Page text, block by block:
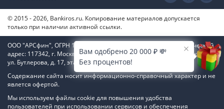
© 2015 - 2026, Bankiros.ru. Копирование материалов допускается
только при наличии активной ссылки.
ООО "АРСфин", ОГРН 1187746346556, ИНН 7722445717, юридический
адрес: 117342, г. Москва, вн. тер. г. муниципальный округ Коньково,
ул. Бутлерова, д. 17, этаж 4, ком. 66
Содержание сайта носит информационно-справочный характер и не
явлется офертой.
Мы используем файлы cookie для повышения удобства
пользователей при использовании сервисов и обеспечения
Вам одобрено 20 000 ₽ 💸
Без процентов!